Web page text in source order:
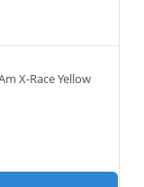
X-Race Yellow